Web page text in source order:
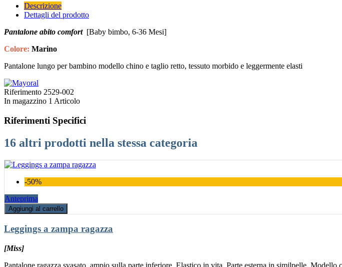
Descrizione
Dettagli del prodotto
Pantalone abito comfort[Baby bimbo, 6-36 Mesi]
Colore: Marino
Pantalone lungo per bambino modello chino e taglio retto, tessuto morbido e leggermente elasti
Riferimento 2529-002
In magazzino 1 Articolo
Riferimenti Specifici
16 altri prodotti nella stessa categoria
-50%
Anteprima
Aggiungi al carrello
Leggings a zampa ragazza
[Miss]